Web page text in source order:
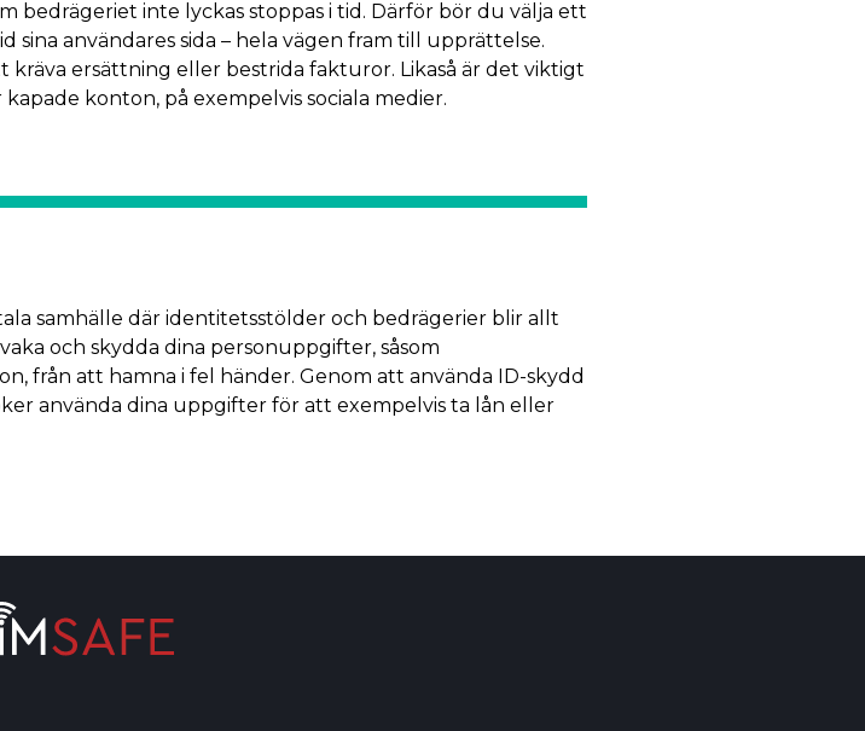
bedrägeriet inte lyckas stoppas i tid. Därför bör du välja ett
sina användares sida – hela vägen fram till upprättelse.
ersättning eller bestrida fakturor. Likaså är det viktigt
konton, på exempelvis sociala medier.
samhälle där identitetsstölder och bedrägerier blir allt
och skydda dina personuppgifter, såsom
från att hamna i fel händer. Genom att använda ID-skydd
använda dina uppgifter för att exempelvis ta lån eller